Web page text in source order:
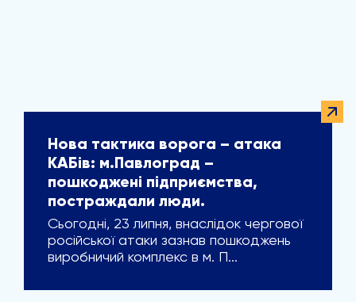
Нова тактика ворога – атака
КАБів: м.Павлоград –
пошкоджені підприємства,
постраждали люди.
Сьогодні, 23 липня, внаслідок чергової
російської атаки зазнав пошкоджень
виробничий комплекс в м. П...